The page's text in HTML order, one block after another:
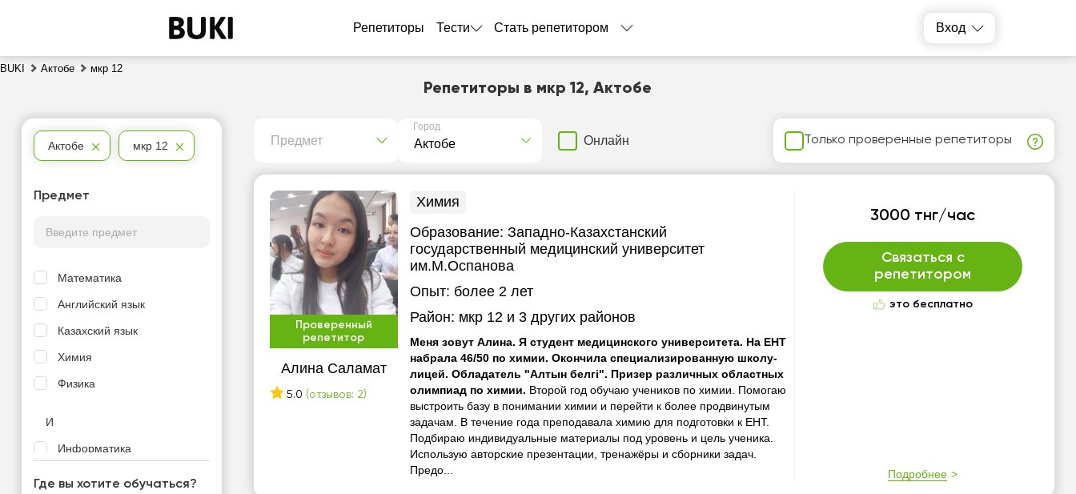
Репетиторы Тести Стать репетитором Вход
BUKI Актобе мкр 12
Репетиторы в мкр 12, Актобе
Предмет
Город
Онлайн Только проверенные репетиторы
Проверенный
репетитор
Алина Саламат
5.0 (отзывов: 2)
Химия
Образование: Западно-Казахстанский
государственный медицинский университет
им.М.Оспанова
Опыт: более 2 лет
Район: мкр 12и 3 других районов
Меня зовут Алина. Я студент медицинского университета. На ЕНТ
набрала 46/50 по химии. Окончила специализированную школу-
лицей. Обладатель "Алтын белгі". Призер различных областных
олимпиад по химии. Второй год обучаю учеников по химии. Помогаю
выстроить базу в понимании химии и перейти к более продвинутым
задачам. В течение года преподавала химию для подготовки к ЕНТ.
Подбираю индивидуальные материалы под уровень и цель ученика.
Использую авторские презентации, тренажёры и сборники задач.
Предо...
3000 тнг/час
Связаться с
репетитором
это бесплатно
Подробнее
Актобе мкр 12
Предмет
Математика
Английский язык
Казахский язык
Химия
Физика
И
Информатика
Где вы хотите обучаться?